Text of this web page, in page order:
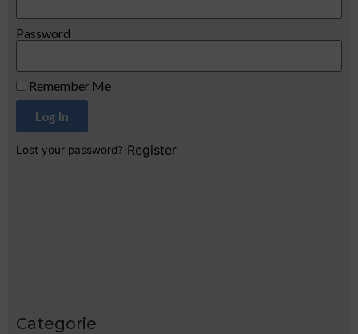
Password
Remember Me
Log In
Lost your password? Register
Categorie